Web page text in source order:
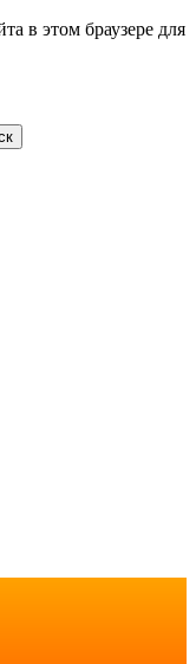
в этом браузере для